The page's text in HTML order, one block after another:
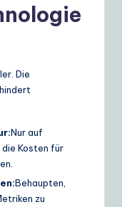
Die
Nur auf
die Kosten für
Behaupten,
zu